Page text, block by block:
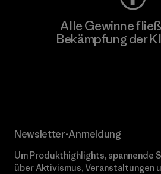
Alle Gewinne
Bekämpfung der
Newsletter-Anmeldung
Um Produkthighlights, spannende
über Aktivismus, Veranstaltungen